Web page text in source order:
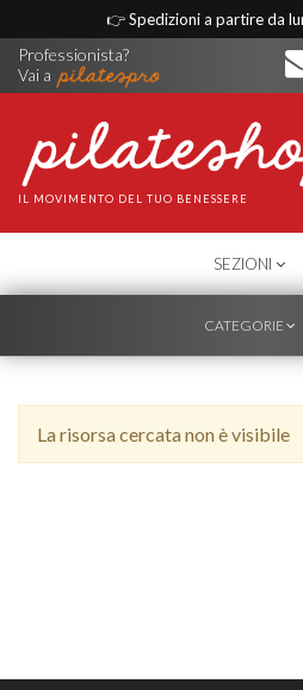
👉Spedizioni a partire da
Professionista?
Vai a
IL MOVIMENTO DEL TUO BENESSERE
TOGGLE
NAVIGATION
SEZIONI
TOGGLE
CATEGORIE
La risorsa cercata non è visibile